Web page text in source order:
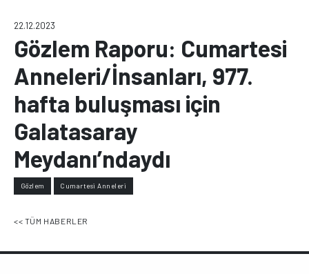
22.12.2023
Gözlem Raporu: Cumartesi
Anneleri/İnsanları, 977.
hafta buluşması için
Galatasaray
Meydanı’ndaydı
Gözlem Cumartesi Anneleri
<< TÜM HABERLER